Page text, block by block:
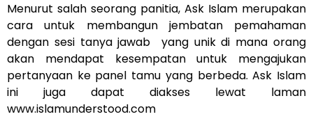
Menurut salah seorang panitia, Ask Islam merupakan
cara untuk membangun jembatan pemahaman
dengan sesi tanya jawab yang unik di mana orang
akan mendapat kesempatan untuk mengajukan
pertanyaan ke panel tamu yang berbeda. Ask Islam
ini juga dapat diakses lewat laman
www.islamunderstood.com